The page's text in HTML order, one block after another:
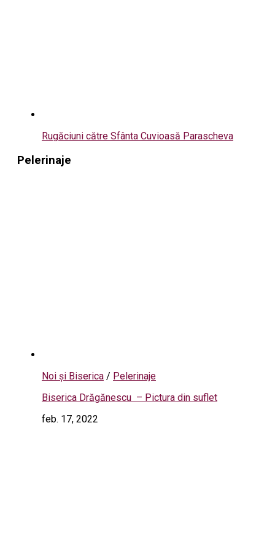
Rugăciuni către Sfânta Cuvioasă Parascheva
Pelerinaje
Noi și Biserica / Pelerinaje
Biserica Drăgănescu – Pictura din suflet
feb. 17, 2022